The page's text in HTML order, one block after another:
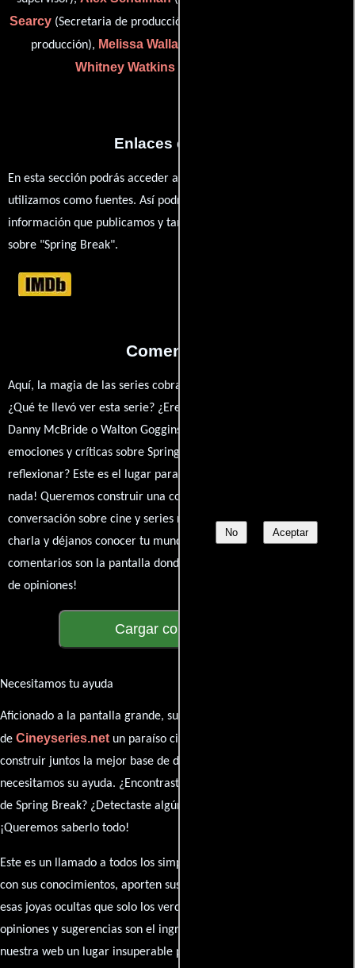
No Aceptar
Searcy(Secretaria de producción),
producción), Melissa Wallace
Whitney Watkins
Enlaces externos
En esta sección podrás acceder a los recursos externos que
utilizamos como fuentes. Así podrás chequear toda la
información que publicamos y también ampliar tu conocimiento
sobre "Spring Break".
Comentarios
Aquí, la magia de las series cobra vida a través de tus opiniones.
¿Qué te llevó ver esta serie? ¿Eres fan de David Gordon Green,
Danny McBride o Walton Goggins? Comparte tus pensamientos,
emociones y críticas sobre Spring Break. ¿Te hizo reír, llorar o
reflexionar? Este es el lugar para expresarlo. ¡No te guardes
nada! Queremos construir una comunidad apasionada donde la
conversación sobre cine y series nunca se detenga. Únete a la
charla y déjanos conocer tu mundo cinematográfico. ¡Los
comentarios son la pantalla donde se proyecta nuestra diversidad
de opiniones!
Cargar comentarios
Necesitamos tu ayuda
Aficionado a la pantalla grande, su participación es clave para hacer
de Cineyseries.netun paraíso cinéfilo completo. Queremos
construir juntos la mejor base de datos cinematográfica, pero
necesitamos su ayuda. ¿Encontraste algún dato faltante en la ficha
de Spring Break? ¿Detectaste algún error en la sinopsis o el elenco?
¡Queremos saberlo todo!
Este es un llamado a todos los simpatizantes del cine: contribuyan
con sus conocimientos, aporten sus descubrimientos y compartan
esas joyas ocultas que solo los verdaderos fanáticos conocen. Sus
opiniones y sugerencias son el ingrediente secreto que hará de
nuestra web un lugar insuperable para los amantes del celuloide.